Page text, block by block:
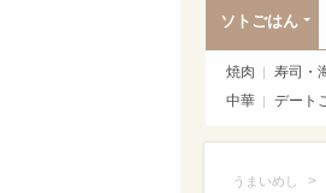
ソトごはん
焼肉 寿司・
中華
デート
うまいめし >